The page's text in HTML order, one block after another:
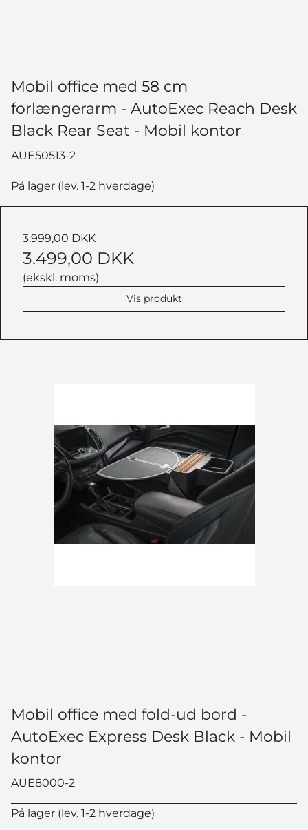
Mobil office med 58 cm
forlængerarm - AutoExec Reach Desk
Black Rear Seat - Mobil kontor
AUE50513-2
På lager (lev. 1-2 hverdage)
3.999,00 DKK
3.499,00 DKK
(ekskl. moms)
Vis produkt
Mobil office med fold-ud bord -
AutoExec Express Desk Black - Mobil
kontor
AUE8000-2
På lager (lev. 1-2 hverdage)